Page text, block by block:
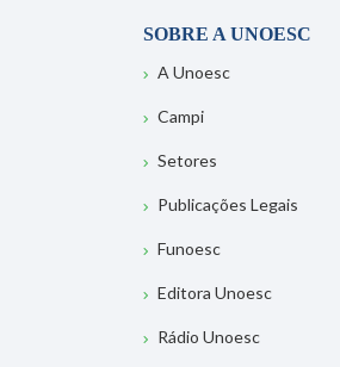
SOBRE A UNOESC
A Unoesc
Campi
Setores
Publicações Legais
Funoesc
Editora Unoesc
Rádio Unoesc